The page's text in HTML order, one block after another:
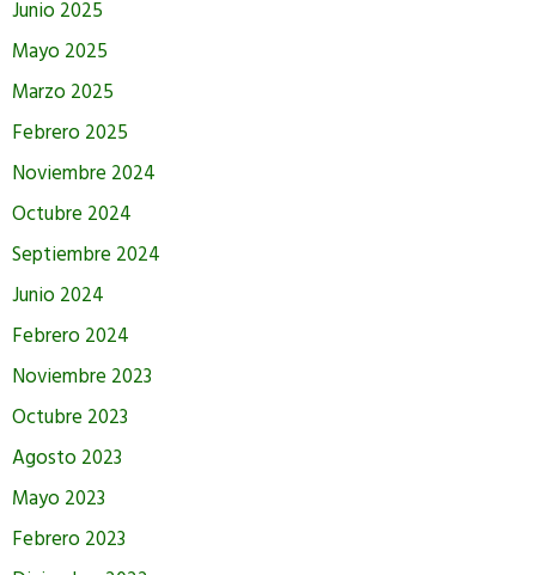
Junio 2025
Mayo 2025
Marzo 2025
Febrero 2025
Noviembre 2024
Octubre 2024
Septiembre 2024
Junio 2024
Febrero 2024
Noviembre 2023
Octubre 2023
Agosto 2023
Mayo 2023
Febrero 2023